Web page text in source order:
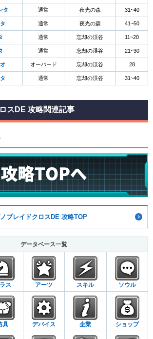
タ 通常 夜光の森 31~40
通常 夜光の森 41~50
通常 忘却の渓谷 11~20
通常 忘却の渓谷 21~30
オーバード 忘却の渓谷 28
通常 忘却の渓谷 31~40
スDE 攻略関連記事
ブレイドクロスDE 攻略TOP
データベース一覧
ス アーツ スキル ソウル
具 デバイス 企業 ショップ